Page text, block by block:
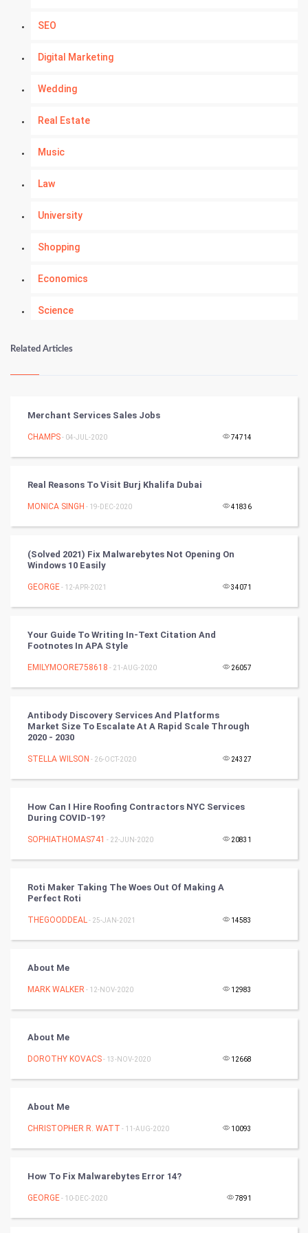
SEO
Digital Marketing
Wedding
Real Estate
Music
Law
University
Shopping
Economics
Science
Numerology
Kundli Gyan
Nadi Astrology
Chinese Tarro Card
PPC
Programming
CyberSecurtiy
DataScience
Winter Olympics
Cycling
RugBy union
Badminton
Books
Art & Design
Classical
Related Articles
Merchant Services Sales Jobs
CHAMPS- 04-JUL-2020 74714
Real Reasons To Visit Burj Khalifa Dubai
MONICA SINGH - 19-DEC-2020 41836
(Solved 2021) Fix Malwarebytes Not Opening On
Windows 10 Easily
GEORGE- 12-APR-2021 34071
Your Guide To Writing In-Text Citation And
Footnotes In APA Style
EMILYMOORE758618 - 21-AUG-2020 26057
Antibody Discovery Services And Platforms
Market Size To Escalate At A Rapid Scale Through
2020 - 2030
STELLA WILSON - 26-OCT-2020 24327
How Can I Hire Roofing Contractors NYC Services
During COVID-19?
SOPHIATHOMAS741 - 22-JUN-2020 20831
Roti Maker Taking The Woes Out Of Making A
Perfect Roti
THEGOODDEAL- 25-JAN-2021 14583
About Me
MARK WALKER - 12-NOV-2020 12983
About Me
DOROTHY KOVACS- 13-NOV-2020 12668
About Me
CHRISTOPHER R. WATT - 11-AUG-2020 10093
How To Fix Malwarebytes Error 14?
GEORGE- 10-DEC-2020 7891